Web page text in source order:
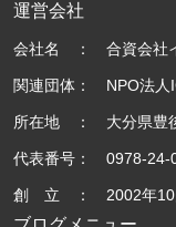
運営会社
会社名 ： 合資会社
関連団体： NPO法人
所在地 ： 大分県豊
代表番号： 0978-24-
創 立 ： 2002年10